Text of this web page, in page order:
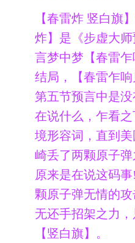
【春雷炸 竖白旗
炸】是《步虚大
言梦中梦【春雷
结局，【春雷乍
第五节预言中是
在说什么，乍看
境形容词，直到
崎丢了两颗原子弹
原来是在说这码
颗原子弹无情的
无还手招架之力
【竖白旗】。